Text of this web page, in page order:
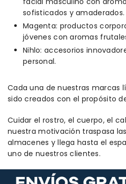
sofisticados y amaderados.
Magenta: productos
jóvenes con aromas
Nihlo: accesorios
personal.
Cada una de nuestras marcas
sido creados con el propósito
Cuidar el rostro, el cuerpo, el
nuestra motivación traspasa
almacenes y llega hasta el
uno de nuestros clientes.